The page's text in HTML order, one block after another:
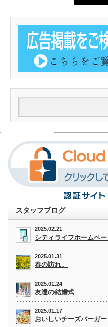
スタッフブログ
2025.02.21
シティライフホームペ
2025.01.31
春の訪れ。
2025.01.24
友達の結婚式
2025.01.17
おいしいチーズバーガー